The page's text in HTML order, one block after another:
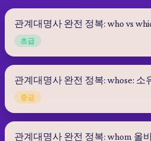
관계대명사 완전 정복: who vs
초급
관계대명사 완전 정복: whose: 소
중급
관계대명사 완전 정복: whom 올